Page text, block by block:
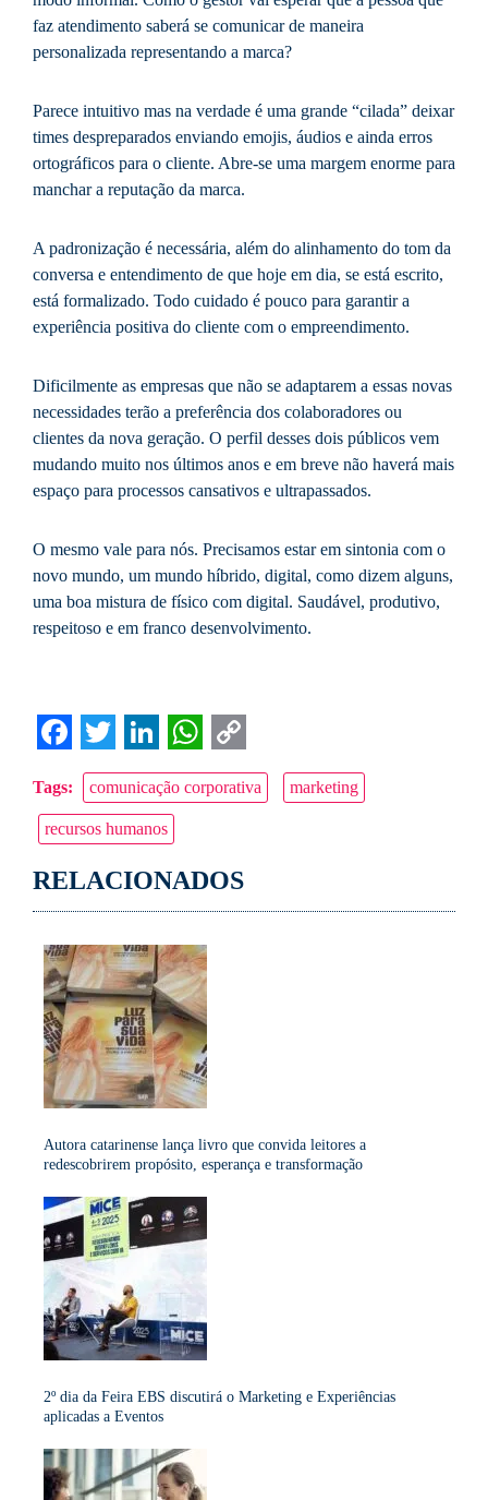
faz atendimento saberá se comunicar de maneira
personalizada representando a marca?
Parece intuitivo mas na verdade é uma grande “cilada” deixar
times despreparados enviando emojis, áudios e ainda erros
ortográficos para o cliente. Abre-se uma margem enorme para
manchar a reputação da marca.
A padronização é necessária, além do alinhamento do tom da
conversa e entendimento de que hoje em dia, se está escrito,
está formalizado. Todo cuidado é pouco para garantir a
experiência positiva do cliente com o empreendimento.
Dificilmente as empresas que não se adaptarem a essas novas
necessidades terão a preferência dos colaboradores ou
clientes da nova geração. O perfil desses dois públicos vem
mudando muito nos últimos anos e em breve não haverá mais
espaço para processos cansativos e ultrapassados.
O mesmo vale para nós. Precisamos estar em sintonia com o
novo mundo, um mundo híbrido, digital, como dizem alguns,
uma boa mistura de físico com digital. Saudável, produtivo,
respeitoso e em franco desenvolvimento.
Facebook
Twitter
LinkedIn
WhatsApp
Copy
Link
Tags: comunicação corporativa marketing
recursos humanos
RELACIONADOS
Autora catarinense lança livro que convida leitores a
redescobrirem propósito, esperança e transformação
2º dia da Feira EBS discutirá o Marketing e Experiências
aplicadas a Eventos